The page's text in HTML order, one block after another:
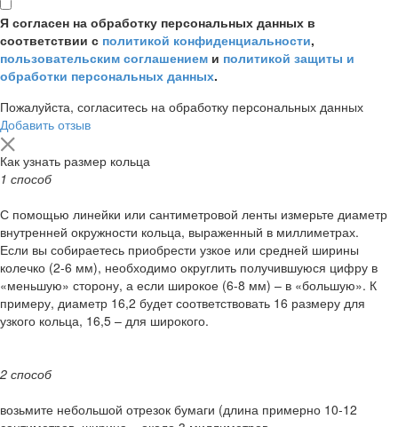
Я согласен на обработку персональных данных в
соответствии с политикой конфиденциальности,
пользовательским соглашением и политикой защиты и
обработки персональных данных.
Пожалуйста, согласитесь на обработку персональных данных
Добавить отзыв
Как узнать размер кольца
1 способ
С помощью линейки или сантиметровой ленты измерьте диаметр
внутренней окружности кольца, выраженный в миллиметрах.
Если вы собираетесь приобрести узкое или средней ширины
колечко (2-6 мм), необходимо округлить получившуюся цифру в
«меньшую» сторону, а если широкое (6-8 мм) – в «большую». К
примеру, диаметр 16,2 будет соответствовать 16 размеру для
узкого кольца, 16,5 – для широкого.
2 способ
возьмите небольшой отрезок бумаги (длина примерно 10-12